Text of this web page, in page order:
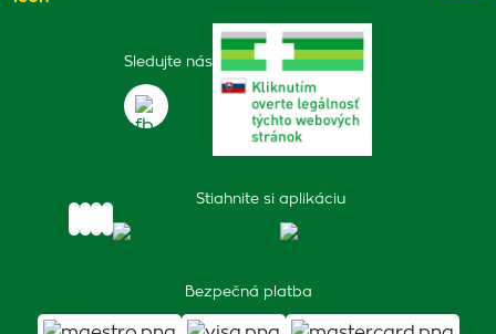
Sledujte nás
Stiahnite si aplikáciu
Bezpečná platba